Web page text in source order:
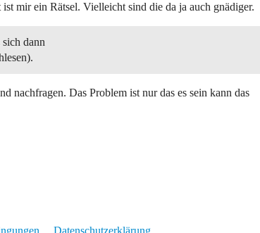
mir ein Rätsel. Vielleicht sind die da ja auch gnädiger.
dann
nachfragen. Das Problem ist nur das es sein kann das
Datenschutzerklärung